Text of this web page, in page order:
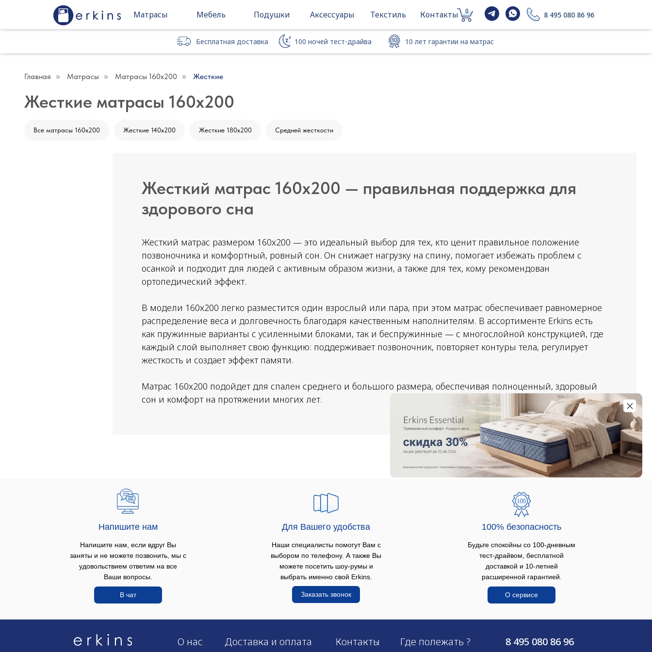
Матрасы Мебель Подушки Аксессуары Текстиль 0 8 495 080 86 96
Контакты
Бесплатная доставка 100 ночей тест-драйва 10 лет гарантии на матрас
Главная » Матрасы » Матрасы 160x200 » Жесткие
Жесткие матрасы 160x200
Все матрасы 160х200 Жесткие 140х200 Жесткие 180х200 Средней жесткости
Жесткий матрас 160x200 — правильная поддержка для
здорового сна
Жесткий матрас размером 160x200 — это идеальный выбор для тех, кто ценит правильное положение
позвоночника и комфортный, ровный сон. Он снижает нагрузку на спину, помогает избежать проблем с
осанкой и подходит для людей с активным образом жизни, а также для тех, кому рекомендован
ортопедический эффект.
В модели 160x200 легко разместится один взрослый или пара, при этом матрас обеспечивает равномерное
распределение веса и долговечность благодаря качественным наполнителям. В ассортименте Erkins есть
как пружинные варианты с усиленными блоками, так и беспружинные — с многослойной конструкцией, где
каждый слой выполняет свою функцию: поддерживает позвоночник, повторяет контуры тела, регулирует
жесткость и создает эффект памяти.
Матрас 160x200 подойдет для спален среднего и большого размера, обеспечивая полноценный, здоровый
сон и комфорт на протяжении многих лет.
Напишите нам Для Вашего удобства 100% безопаcность
Напишите нам, если вдруг Вы
заняты и не можете позвонить, мы с
удовольствием ответим на все
Ваши вопросы.
Наши специалисты помогут Вам с
выбором по телефону. А также Вы
можете посетить шоу-румы и
выбрать именно свой Erkins.
Будьте спокойны со 100-дневным
тест-драйвом, бесплатной
доставкой и 10-летней
расширенной гарантией.
В чат Заказать звонок О сервисе
О нас Контакты Где полежать ? 8 495 080 86 96
Доставка и оплата